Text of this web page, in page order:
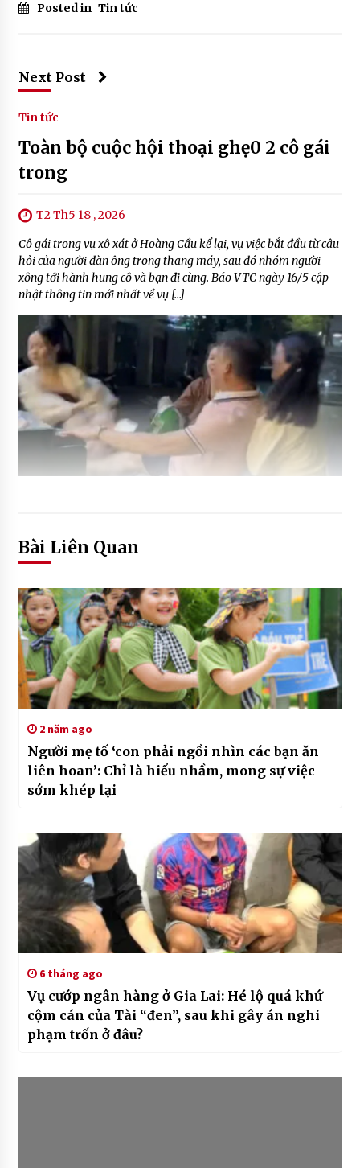
Posted in Tin tức
Next Post
Tin tức
Toàn bộ cuộc hội thoại ghẹ0 2 cô gái
trong
T2 Th5 18 , 2026
Cô gái trong vụ xô xát ở Hoàng Cầu kể lại, vụ việc bắt đầu từ câu
hỏi của người đàn ông trong thang máy, sau đó nhóm người
xông tới hành hung cô và bạn đi cùng. Báo VTC ngày 16/5 cập
nhật thông tin mới nhất về vụ […]
Bài Liên Quan
2 năm ago
Người mẹ tố ‘con phải ngồi nhìn các bạn ăn
liên hoan’: Chỉ là hiểu nhầm, mong sự việc
sớm khép lại
6 tháng ago
Vụ cướp ngân hàng ở Gia Lai: Hé lộ quá khứ
cộm cán của Tài “đen”, sau khi gây án nghi
phạm trốn ở đâu?